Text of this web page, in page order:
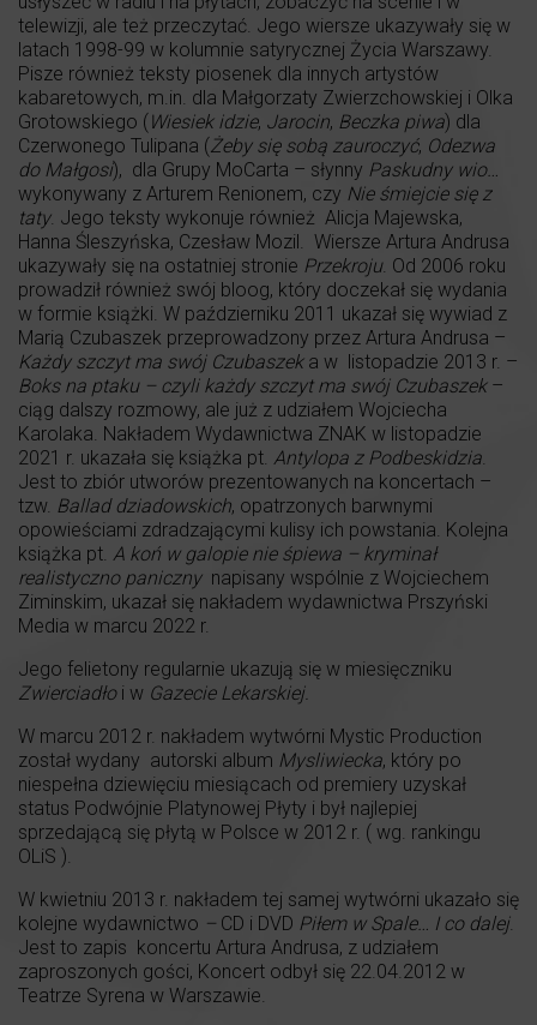
telewizji, ale też przeczytać. Jego wiersze ukazywały się w
latach 1998-99 w kolumnie satyrycznej Życia Warszawy.
Pisze również teksty piosenek dla innych artystów
kabaretowych, m.in. dla Małgorzaty Zwierzchowskiej i Olka
Grotowskiego (Wiesiek idzie, Jarocin, Beczka piwa) dla
Czerwonego Tulipana (Żeby się sobą zauroczyć, Odezwa
do Małgosi), dla Grupy MoCarta – słynny Paskudny wio…
wykonywany z Arturem Renionem, czy Nie śmiejcie się z
taty. Jego teksty wykonuje również Alicja Majewska,
Hanna Śleszyńska, Czesław Mozil. Wiersze Artura Andrusa
ukazywały się na ostatniej stronie Przekroju. Od 2006 roku
prowadził również swój bloog, który doczekał się wydania
w formie książki. W październiku 2011 ukazał się wywiad z
Marią Czubaszek przeprowadzony przez Artura Andrusa –
Każdy szczyt ma swój Czubaszeka w listopadzie 2013 r. –
Boks na ptaku – czyli każdy szczyt ma swój Czubaszek–
ciąg dalszy rozmowy, ale już z udziałem Wojciecha
Karolaka. Nakładem Wydawnictwa ZNAK w listopadzie
2021 r. ukazała się książka pt. Antylopa z Podbeskidzia
Jest to zbiór utworów prezentowanych na koncertach –
tzw. Ballad dziadowskich, opatrzonych barwnymi
opowieściami zdradzającymi kulisy ich powstania. Kolejna
książka pt. A koń w galopie nie śpiewa – kryminał
realistyczno panicznynapisany wspólnie z Wojciechem
Ziminskim, ukazał się nakładem wydawnictwa Prszyński
Media w marcu 2022 r.
Jego felietony regularnie ukazują się w miesięczniku
Zwierciadłoi w Gazecie Lekarskiej.
W marcu 2012 r. nakładem wytwórni Mystic Production
został wydany autorski album Mysliwiecka, który po
niespełna dziewięciu miesiącach od premiery uzyskał
status Podwójnie Platynowej Płyty i był najlepiej
sprzedającą się płytą w Polsce w 2012 r. ( wg. rankingu
OLiS ).
W kwietniu 2013 r. nakładem tej samej wytwórni ukazało się
kolejne wydawnictwo – CD i DVD Piłem w Spale… I co dalej.
Jest to zapis koncertu Artura Andrusa, z udziałem
zaproszonych gości, Koncert odbył się 22.04.2012 w
Teatrze Syrena w Warszawie.